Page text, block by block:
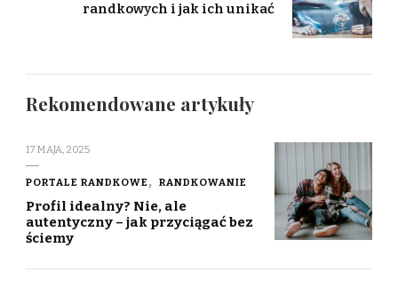
randkowych i jak ich unikać
Rekomendowane artykuły
17 MAJA, 2025
PORTALE RANDKOWE RANDKOWANIE
Profil idealny? Nie, ale
autentyczny – jak przyciągać bez
ściemy